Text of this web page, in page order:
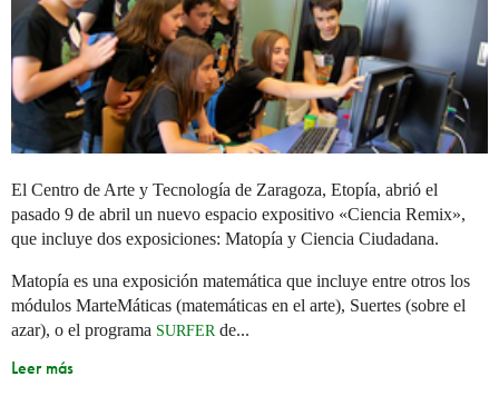
El Centro de Arte y Tecnología de Zaragoza, Etopía, abrió el
pasado 9 de abril un nuevo espacio expositivo «Ciencia Remix»,
que incluye dos exposiciones: Matopía y Ciencia Ciudadana.
Matopía es una exposición matemática que incluye entre otros los
módulos MarteMáticas (matemáticas en el arte), Suertes (sobre el
azar), o el programa SURFER de...
Leer más